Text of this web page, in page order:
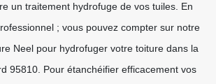
un traitement hydrofuge de vos tuiles. En
; vous pouvez compter sur notre
Neel pour hydrofuger votre toiture dans la
95810. Pour étanchéifier efficacement vos